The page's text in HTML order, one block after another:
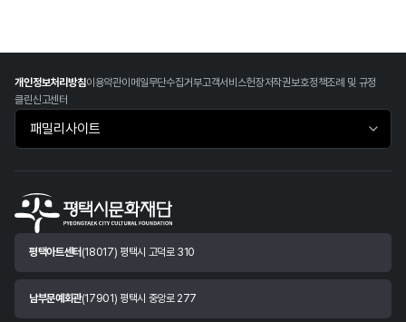
개인정보처리방침이용약관이메일무단수집거부고객서비스헌장저작권보호정책조례 및 규정
클린신고센터
패밀리사이트 바로가기
평택아트센터 (18017) 평택시 고덕로 310
남부문예회관(17901) 평택시 중앙로 277